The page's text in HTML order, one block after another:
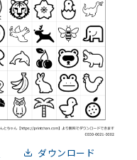
ダウンロード